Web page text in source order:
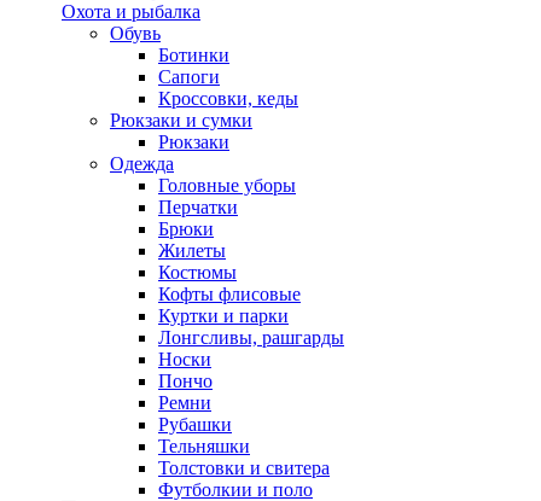
Охота и рыбалка
Обувь
Ботинки
Сапоги
Кроссовки, кеды
Рюкзаки и сумки
Рюкзаки
Одежда
Головные уборы
Перчатки
Брюки
Жилеты
Костюмы
Кофты флисовые
Куртки и парки
Лонгсливы, рашгарды
Носки
Пончо
Ремни
Рубашки
Тельняшки
Толстовки и свитера
Футболкии и поло